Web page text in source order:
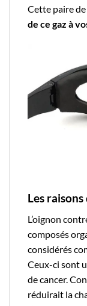
Cette paire
de ce gaz à
Les
L’oignon
composés
considérés
Ceux-ci sont
de cancer.
réduirait la